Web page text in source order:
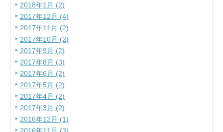
2018年1月 (2)
2017年12月 (4)
2017年11月 (2)
2017年10月 (2)
2017年9月 (2)
2017年8月 (3)
2017年6月 (2)
2017年5月 (2)
2017年4月 (2)
2017年3月 (2)
2016年12月 (1)